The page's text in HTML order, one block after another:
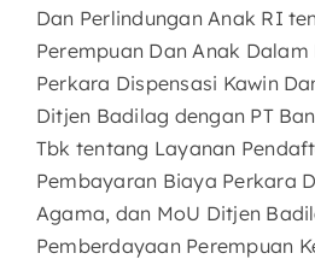
Dan Perlindungan Anak RI
Perempuan Dan Anak Dalam
Perkara Dispensasi Kawin
Ditjen Badilag dengan PT
Tbk tentang Layanan
Pembayaran Biaya Perkara
Agama, dan MoU Ditjen
Pemberdayaan Perempuan